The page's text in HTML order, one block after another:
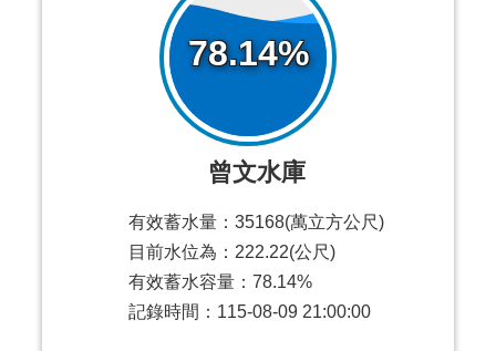
78.14%
曾文水庫
有效蓄水量：35168(萬立方公尺)
目前水位為：222.22(公尺)
有效蓄水容量：78.14%
記錄時間：115-08-09 21:00:00